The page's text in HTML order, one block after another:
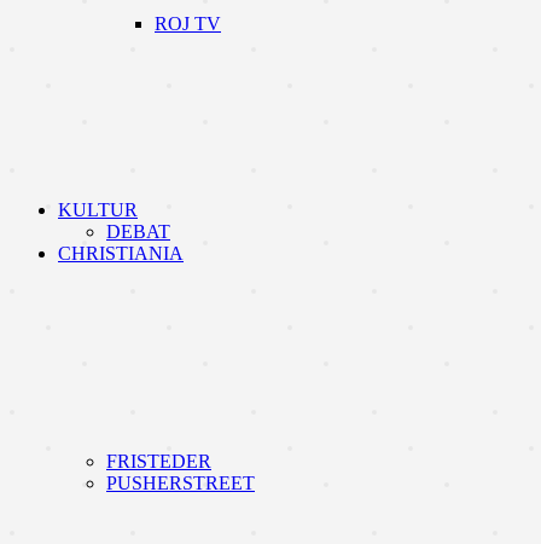
ROJ TV
KULTUR
DEBAT
CHRISTIANIA
FRISTEDER
PUSHERSTREET